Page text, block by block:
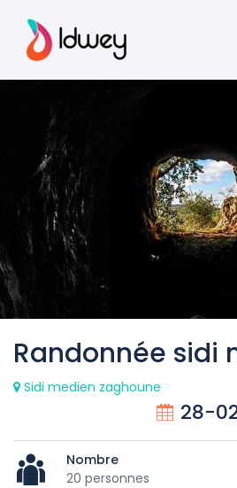
Randonnée sidi
Sidi medien zaghoune
28-
Nombre
20 personnes